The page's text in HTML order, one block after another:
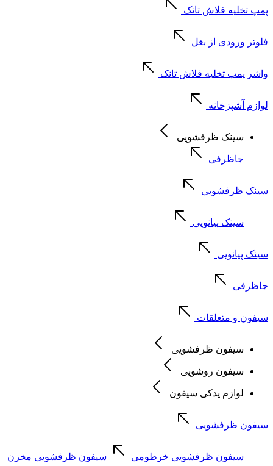
پمپ تخلیه فلاش تانک
فلوتر ورودی از بغل
واشر پمپ تخلیه فلاش تانک
لوازم آشپزخانه
سینک ظرفشویی
جاظرفی
سینک ظرفشویی
سینک پیانویی
سینک پیانویی
جاظرفی
سیفون و متعلقات
سیفون ظرفشویی
سیفون روشویی
لوازم یدکی سیفون
سیفون ظرفشویی
سیفون ظرفشویی خرطومی سیفون ظرفشویی مخزن